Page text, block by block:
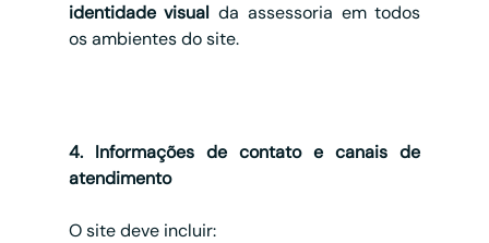
identidade visual da assessoria em todos
os ambientes do site.
4. Informações de contato e canais de
atendimento
O site deve incluir: